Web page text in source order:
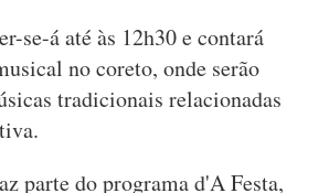
se-á até às 12h30 e contará
no coreto, onde serão
tradicionais relacionadas
parte do programa d'A Festa,